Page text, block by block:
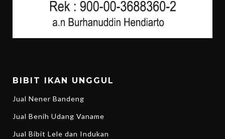
BIBIT IKAN UNGGUL
Jual Nener Bandeng
Jual Benih Udang Vaname
Jual Bibit Lele dan Indukan